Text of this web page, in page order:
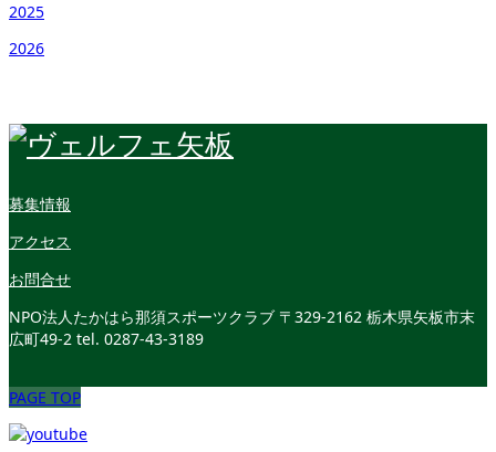
2025
2026
募集情報
アクセス
お問合せ
NPO法人たかはら那須スポーツクラブ 〒329-2162 栃木県矢板市末
広町49-2 tel. 0287-43-3189
PAGE TOP